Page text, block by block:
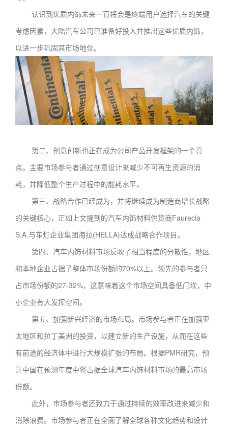
认识到优质内饰未来一直将会是终端用户选择汽车的关键
考虑因素，大陆汽车公司已准备好投入并推出这些优质内饰，
以进一步巩固其市场地位。
第二、创意创新也正在成为公司产品开发框架的一个亮
点。主要市场参与者通过创意设计来减少不可再生资源的消
耗，并降低整个生产过程中的能耗水平。
第三、战略合作已经成为，并将继续成为制造商增长战略
的关键核心，正如上文提到的汽车内饰材料供货商Faurecia
S.A.与车灯企业集团海拉(HELLA)达成战略合作项目。
第四、汽车内饰材料市场反映了相当程度的分散性，地区
和本地企业占据了整体市场份额的70%以上。领先的参与者只
占市场份额的27-32%，这意味着这个市场空间具备低门坎，中
小企业有大发挥空间。
第五、加强新兴经济的市场布局。市场参与者正在加强亚
太地区和拉丁美洲的投资，以建立新的生产设施，从而在这些
有前途的经济体中进行大规模扩张的布局。根据PMR研究，预
计中国在预测年度中将占据全球汽车内饰材料市场的最高市场
份额。
此外，市场参与者还致力于通过持续的效率改进来减少和
消除浪费。市场参与者正在全面了解全球各种文化趋势和设计